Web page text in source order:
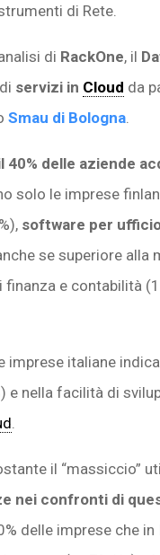
di Rete.
di RackOne, il
servizi in Cloud da
Smau di Bologna.
40% delle aziende
solo le imprese
software per
se superiore alla
e contabilità
imprese italiane
e nella facilità di
.
il “massiccio”
nei confronti di
delle imprese che